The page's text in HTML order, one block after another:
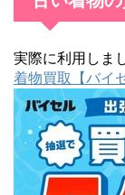
実際に利用しま
着物買取【バイ